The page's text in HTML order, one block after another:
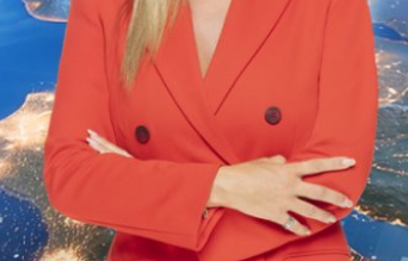
...πληκτρολογήστε κείμενο προς αναζήτηση